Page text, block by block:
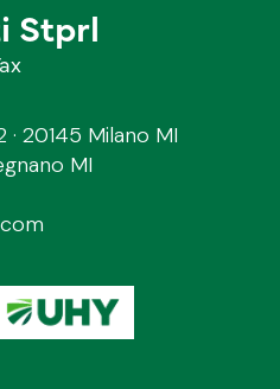
Stprl
20145 Milano MI
MI